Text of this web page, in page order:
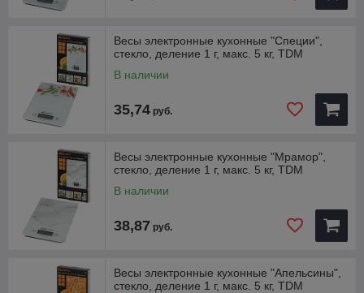
Весы электронные кухонные "Специи",
стекло, деление 1 г, макс. 5 кг, TDM
В наличии
35,74 руб.
Весы электронные кухонные "Мрамор",
стекло, деление 1 г, макс. 5 кг, TDM
В наличии
38,87 руб.
Весы электронные кухонные "Апельсины",
стекло, деление 1 г, макс. 5 кг, TDM